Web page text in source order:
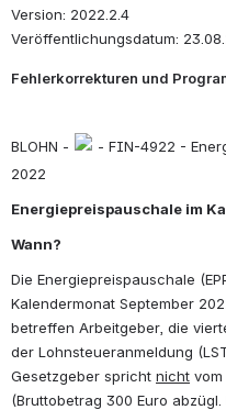
Version: 2022.2.4
Veröffentlichungsdatum:
Fehlerkorrekturen und
BLOHN -
- FIN-4922 -
2022
Energiepreispauschale im
Wann?
Die Energiepreispauschale
Kalendermonat September
betreffen Arbeitgeber, die
der Lohnsteueranmeldung
Gesetzgeber spricht nicht vom
(Bruttobetrag 300 Euro